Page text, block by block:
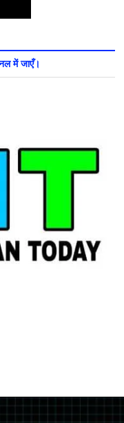
में जाएँ।